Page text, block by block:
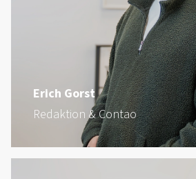
Erich Gorst
Redaktion & Contao